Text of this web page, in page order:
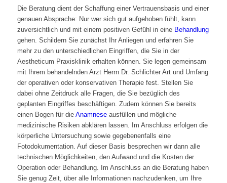
Die Beratung dient der Schaffung einer Vertrauensbasis und einer
genauen Absprache: Nur wer sich gut aufgehoben fühlt, kann
zuversichtlich und mit einem positiven Gefühl in eine Behandlung
gehen. Schildern Sie zunächst Ihr Anliegen und erfahren Sie
mehr zu den unterschiedlichen Eingriffen, die Sie in der
Aestheticum Praxisklinik erhalten können. Sie legen gemeinsam
mit Ihrem behandelnden Arzt Herrn Dr. Schlichter Art und Umfang
der operativen oder konservativen Therapie fest. Stellen Sie
dabei ohne Zeitdruck alle Fragen, die Sie bezüglich des
geplanten Eingriffes beschäftigen. Zudem können Sie bereits
einen Bogen für die Anamneseausfüllen und mögliche
medizinische Risiken abklären lassen. Im Anschluss erfolgen die
körperliche Untersuchung sowie gegebenenfalls eine
Fotodokumentation. Auf dieser Basis besprechen wir dann alle
technischen Möglichkeiten, den Aufwand und die Kosten der
Operation oder Behandlung. Im Anschluss an die Beratung haben
Sie genug Zeit, über alle Informationen nachzudenken, um Ihre